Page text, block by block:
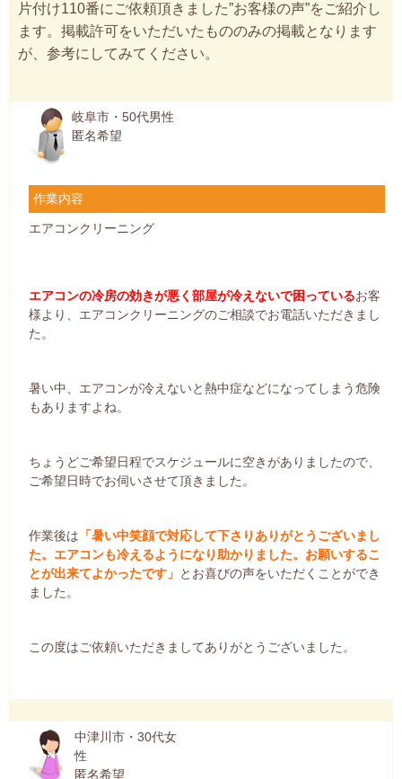
片付け110番にご依頼頂きました”お客様の声”をご紹介し
ます。掲載許可をいただいたもののみの掲載となります
が、参考にしてみてください。
岐阜市・50代男性
匿名希望
作業内容
エアコンクリーニング
エアコンの冷房の効きが悪く部屋が冷えないで困っているお客
様より、エアコンクリーニングのご相談でお電話いただきまし
た。
暑い中、エアコンが冷えないと熱中症などになってしまう危険
もありますよね。
ちょうどご希望日程でスケジュールに空きがありましたので、
ご希望日時でお伺いさせて頂きました。
作業後は 「暑い中笑顔で対応して下さりありがとうございまし
た。エアコンも冷えるようになり助かりました。お願いするこ
とが出来てよかったです」 とお喜びの声をいただくことができ
ました。
この度はご依頼いただきましてありがとうございました。
中津川市・30代女
性
匿名希望